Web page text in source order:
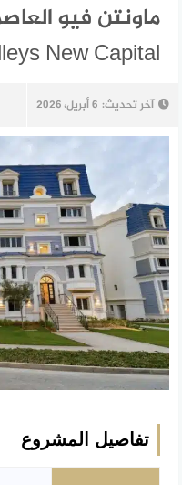
New Capital
آخر تحديث: 6 أبريل، 2026
تفاصيل المشروع